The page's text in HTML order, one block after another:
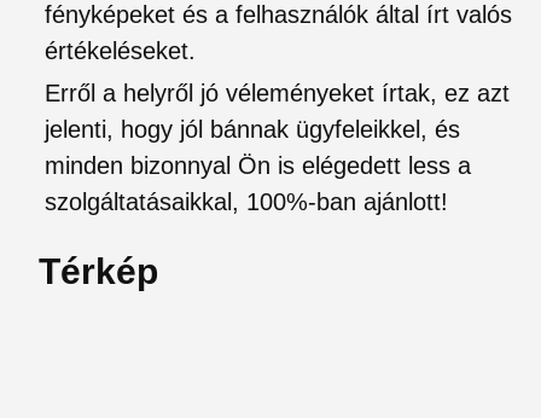
fényképeket és a felhasználók által írt valós
értékeléseket.
Erről a helyről jó véleményeket írtak, ez azt
jelenti, hogy jól bánnak ügyfeleikkel, és
minden bizonnyal Ön is elégedett less a
szolgáltatásaikkal, 100%-ban ajánlott!
Térkép